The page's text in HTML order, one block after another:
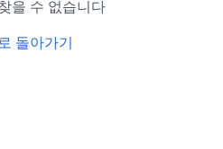
을 수 없습니다
돌아가기